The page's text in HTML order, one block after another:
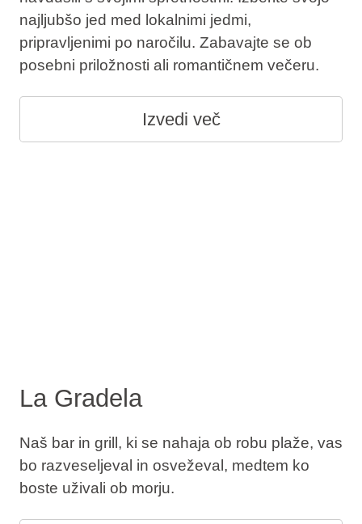
najljubšo jed med lokalnimi jedmi,
pripravljenimi po naročilu. Zabavajte se ob
posebni priložnosti ali romantičnem večeru.
Izvedi več
La Gradela
Naš bar in grill, ki se nahaja ob robu plaže, vas
bo razveseljeval in osveževal, medtem ko
boste uživali ob morju.